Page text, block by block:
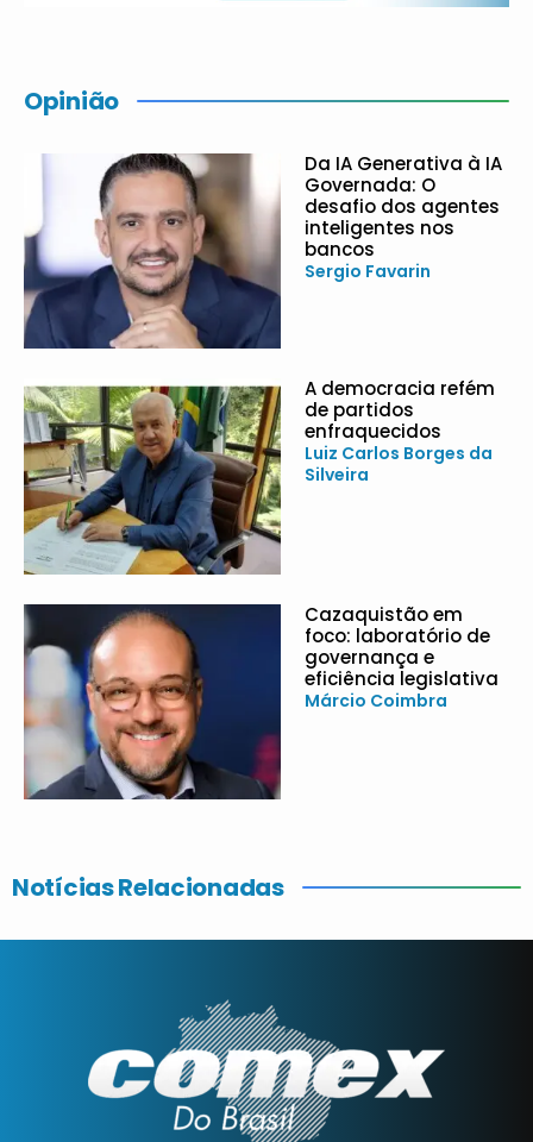
Opinião
Da IA Generativa à IA
Governada: O
desafio dos agentes
inteligentes nos
bancos
Sergio Favarin
A democracia refém
de partidos
enfraquecidos
Luiz Carlos Borges da
Silveira
Cazaquistão em
foco: laboratório de
governança e
eficiência legislativa
Márcio Coimbra
Notícias Relacionadas